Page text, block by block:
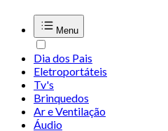
Menu
Dia dos Pais
Eletroportáteis
Tv's
Brinquedos
Ar e Ventilação
Áudio